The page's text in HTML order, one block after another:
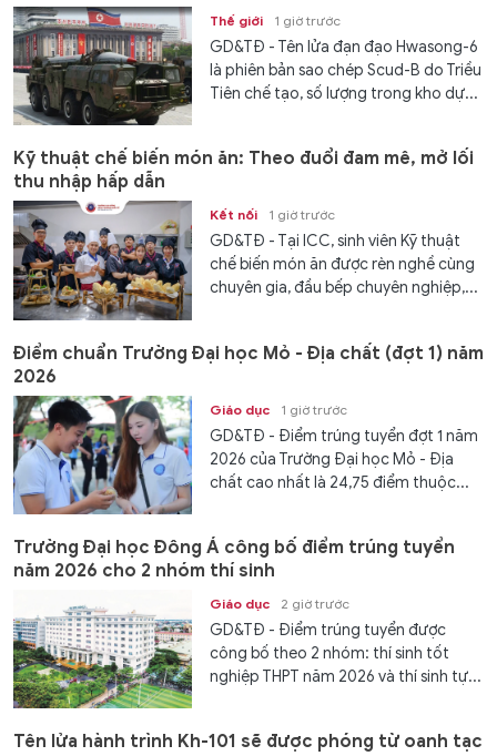
Thế giới 1 giờ trước
GD&TĐ - Tên lửa đạn đạo Hwasong-6
là phiên bản sao chép Scud-B do Triều
Tiên chế tạo, số lượng trong kho dự...
Kỹ thuật chế biến món ăn: Theo đuổi đam mê, mở lối
thu nhập hấp dẫn
Kết nối 1 giờ trước
GD&TĐ - Tại ICC, sinh viên Kỹ thuật
chế biến món ăn được rèn nghề cùng
chuyên gia, đầu bếp chuyên nghiệp,...
Điểm chuẩn Trường Đại học Mỏ - Địa chất (đợt 1) năm
2026
Giáo dục 1 giờ trước
GD&TĐ - Điểm trúng tuyển đợt 1 năm
2026 của Trường Đại học Mỏ - Địa
chất cao nhất là 24,75 điểm thuộc...
Trường Đại học Đông Á công bố điểm trúng tuyển
năm 2026 cho 2 nhóm thí sinh
Giáo dục 2 giờ trước
GD&TĐ - Điểm trúng tuyển được
công bố theo 2 nhóm: thí sinh tốt
nghiệp THPT năm 2026 và thí sinh tự...
Tên lửa hành trình Kh-101 sẽ được phóng từ oanh tạc